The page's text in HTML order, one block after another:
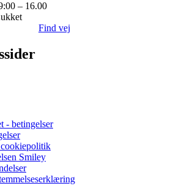
– 16.00
Find vej
- betingelser
Smiley